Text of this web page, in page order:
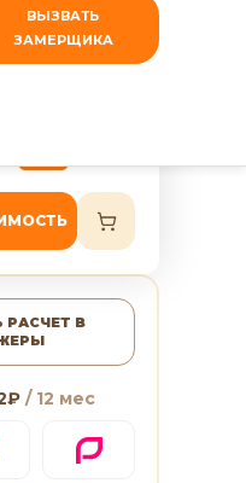
ВЫЗВАТЬ
ЗАМЕРЩИКА
РАСЧЕТ В
₽ / 12 мес